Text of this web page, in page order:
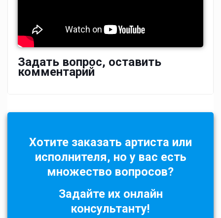
Задать вопрос, оставить
комментарий
Хотите заказать артиста или
исполнителя, но у вас есть
множество вопросов?
Задайте их онлайн
консультанту!